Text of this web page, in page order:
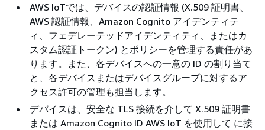
AWS IoTでは、デバイスの認証情報 (X.509 証明書、
AWS 認証情報、Amazon Cognito アイデンティテ
ィ、フェデレーテッドアイデンティティ、またはカ
スタム認証トークン) とポリシーを管理する責任があ
ります。また、各デバイスへの一意の ID の割り当て
と、各デバイスまたはデバイスグループに対するア
クセス許可の管理も担当します。
デバイスは、安全な TLS 接続を介して X.509 証明書
または Amazon Cognito ID AWS IoT を使用して に接